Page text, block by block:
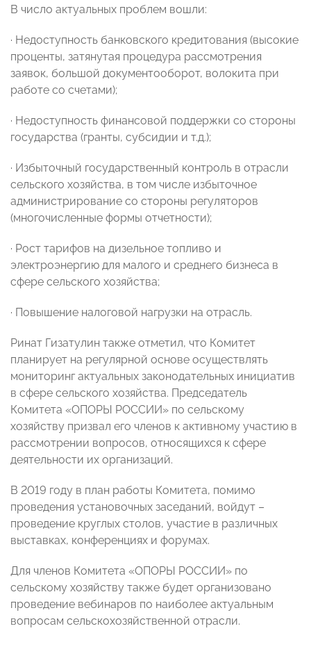
В число актуальных проблем вошли:
· Недоступность банковского кредитования (высокие
проценты, затянутая процедура рассмотрения
заявок, большой документооборот, волокита при
работе со счетами);
· Недоступность финансовой поддержки со стороны
государства (гранты, субсидии и т.д.);
· Избыточный государственный контроль в отрасли
сельского хозяйства, в том числе избыточное
администрирование со стороны регуляторов
(многочисленные формы отчетности);
· Рост тарифов на дизельное топливо и
электроэнергию для малого и среднего бизнеса в
сфере сельского хозяйства;
· Повышение налоговой нагрузки на отрасль.
Ринат Гизатулин также отметил, что Комитет
планирует на регулярной основе осуществлять
мониторинг актуальных законодательных инициатив
в сфере сельского хозяйства. Председатель
Комитета «ОПОРЫ РОССИИ» по сельскому
хозяйству призвал его членов к активному участию в
рассмотрении вопросов, относящихся к сфере
деятельности их организаций.
В 2019 году в план работы Комитета, помимо
проведения установочных заседаний, войдут –
проведение круглых столов, участие в различных
выставках, конференциях и форумах.
Для членов Комитета «ОПОРЫ РОССИИ» по
сельскому хозяйству также будет организовано
проведение вебинаров по наиболее актуальным
вопросам сельскохозяйственной отрасли.